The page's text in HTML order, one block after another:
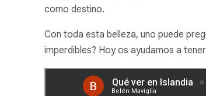
como destino.
Con toda esta belleza, uno puede
imperdibles? Hoy os ayudamos a